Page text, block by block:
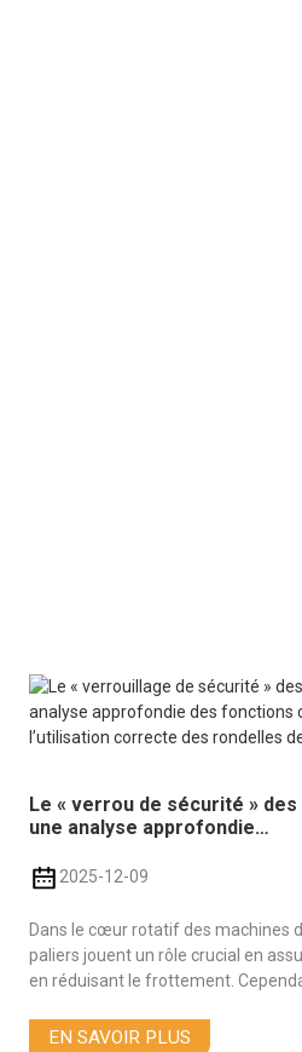
Le « verrou de sécurité »
une analyse approfondie…
2025-12-09
Dans le cœur rotatif des machines
paliers jouent un rôle crucial en
en réduisant le frottement.
EN SAVOIR PLUS